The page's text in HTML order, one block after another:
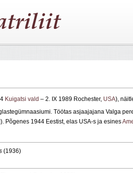
Kuigatsi vald – 2. IX 1989 Rochester, USA),
Töötas asjaajajana Valga
Põgenes 1944 Eestist, elas USA‑s ja esines
(1936)